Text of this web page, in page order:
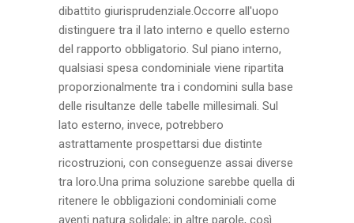
dibattito giurisprudenziale.Occorre all'uopo
distinguere tra il lato interno e quello esterno
del rapporto obbligatorio. Sul piano interno,
qualsiasi spesa condominiale viene ripartita
proporzionalmente tra i condomini sulla base
delle risultanze delle tabelle millesimali. Sul
lato esterno, invece, potrebbero
astrattamente prospettarsi due distinte
ricostruzioni, con conseguenze assai diverse
tra loro.Una prima soluzione sarebbe quella di
ritenere le obbligazioni condominiali come
aventi natura solidale; in altre parole, così